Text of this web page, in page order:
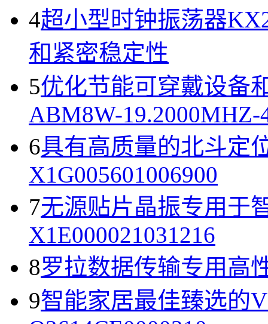
4超小型时钟振荡器
和紧密稳定性
5优化节能可穿戴设备
ABM8W-19.2000MHZ-
6具有高质量的北斗定
X1G005601006900
7无源贴片晶振专用于
X1E000021031216
8罗拉数据传输专用高
9智能家居最佳臻选的